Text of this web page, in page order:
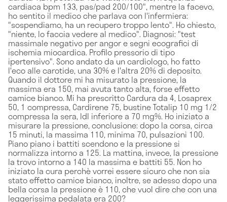
cardiaca bpm 133, pas/pad 200/100", mentre la facevo,
ho sentito il medico che parlava con l'infermiera:
"sospendiamo, ha un recupero troppo lento". Ho chiesto,
"niente, lo faccia vedere al medico". Diagnosi: "test
massimale negativo per angor e segni ecografici di
ischemia miocardica. Profilo pressorio di tipo
ipertensivo". Sono andato da un cardiologo, ho fatto
l'eco alle carotide, una 30% e l'altra 20% di deposito.
Quando il dottore mi ha misurato la pressione, la
massima era 150, mai avuta tanto alta, forse effetto
camice bianco. Mi ha prescritto Cardura da 4, Losaprex
50, 1 compressa, Cardirene 75, bustine Totalip 10 mg 1/2
compressa la sera, ldl inferiore a 70 mg%. Ho iniziato a
misurare la pressione, conclusione: dopo la corsa, circa
15 minuti, la massima 110, minima 70, pulsazioni 100.
Piano piano i battiti scendono e la pressione si
normalizza intorno a 125. La mattina, invece, la pressione
la trovo intorno a 140 la massima e battiti 55. Non ho
iniziato la cura perchè vorrei essere sicuro che non sia
stato effetto camice bianco, inoltre, se adesso dopo una
bella corsa la pressione è 110, che vuol dire che con una
leggerissima pedalata era 200?